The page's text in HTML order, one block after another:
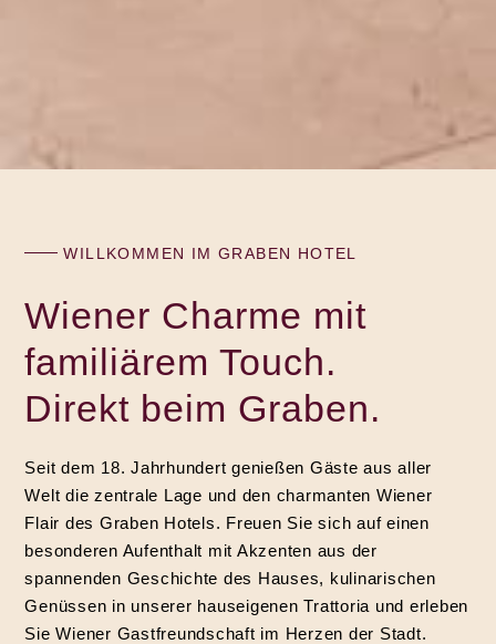
WILLKOMMEN IM GRABEN HOTEL
Wiener Charme mit
familiärem Touch.
Direkt beim Graben.
Seit dem 18. Jahrhundert genießen Gäste aus aller
Welt die zentrale Lage und den charmanten Wiener
Flair des Graben Hotels. Freuen Sie sich auf einen
besonderen Aufenthalt mit Akzenten aus der
spannenden Geschichte des Hauses, kulinarischen
Genüssen in unserer hauseigenen Trattoria und erleben
Sie Wiener Gastfreundschaft im Herzen der Stadt.